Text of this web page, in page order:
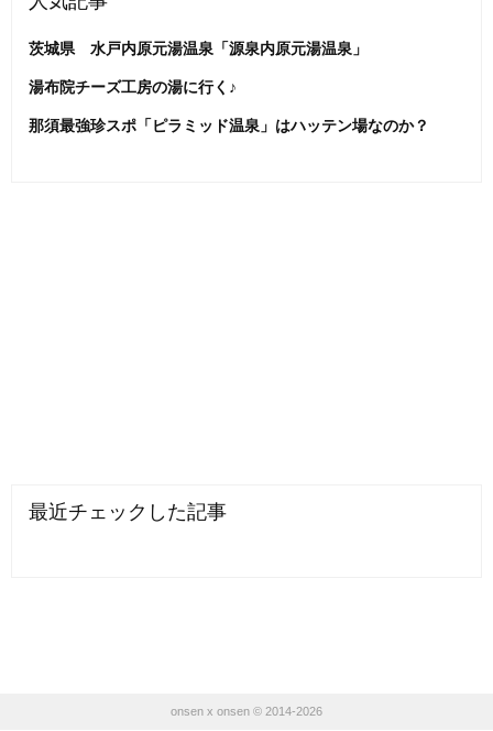
茨城県 水戸内原元湯温泉「源泉内原元湯温泉」
湯布院チーズ工房の湯に行く♪
那須最強珍スポ「ピラミッド温泉」はハッテン場なのか？
最近チェックした記事
onsen x onsen © 2014-2026